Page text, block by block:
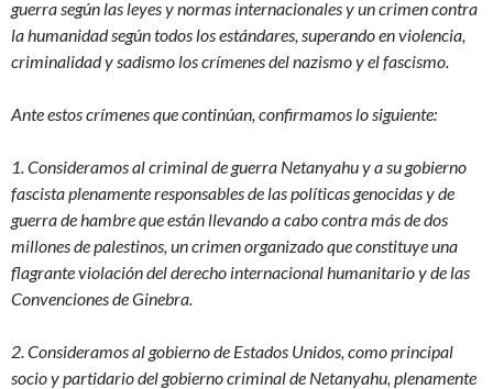
guerra según las leyes y normas internacionales y un crimen contra
la humanidad según todos los estándares, superando en violencia,
criminalidad y sadismo los crímenes del nazismo y el fascismo.
Ante estos crímenes que continúan, confirmamos lo siguiente:
1. Consideramos al criminal de guerra Netanyahu y a su gobierno
fascista plenamente responsables de las políticas genocidas y de
guerra de hambre que están llevando a cabo contra más de dos
millones de palestinos, un crimen organizado que constituye una
flagrante violación del derecho internacional humanitario y de las
Convenciones de Ginebra.
2. Consideramos al gobierno de Estados Unidos, como principal
socio y partidario del gobierno criminal de Netanyahu, plenamente